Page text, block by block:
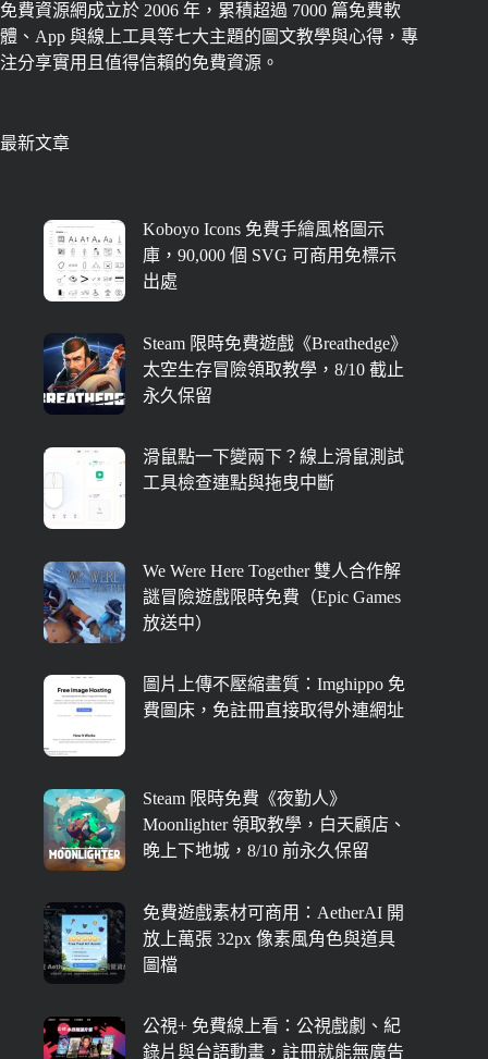
免費資源網成立於 2006 年，累積超過 7000 篇免費軟
體、App 與線上工具等七大主題的圖文教學與心得，專
注分享實用且值得信賴的免費資源。
最新文章
Koboyo Icons 免費手繪風格圖示
庫，90,000 個 SVG 可商用免標示
出處
Steam 限時免費遊戲《Breathedge》
太空生存冒險領取教學，8/10 截止
永久保留
滑鼠點一下變兩下？線上滑鼠測試
工具檢查連點與拖曳中斷
We Were Here Together 雙人合作解
謎冒險遊戲限時免費（Epic Games
放送中）
圖片上傳不壓縮畫質：Imghippo 免
費圖床，免註冊直接取得外連網址
Steam 限時免費《夜勤人》
Moonlighter 領取教學，白天顧店、
晚上下地城，8/10 前永久保留
免費遊戲素材可商用：AetherAI 開
放上萬張 32px 像素風角色與道具
圖檔
公視+ 免費線上看：公視戲劇、紀
錄片與台語動畫，註冊就能無廣告